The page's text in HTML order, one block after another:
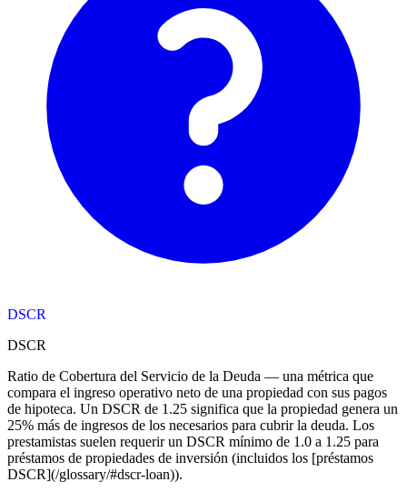
DSCR
DSCR
Ratio de Cobertura del Servicio de la Deuda — una métrica que
compara el ingreso operativo neto de una propiedad con sus pagos
de hipoteca. Un DSCR de 1.25 significa que la propiedad genera un
25% más de ingresos de los necesarios para cubrir la deuda. Los
prestamistas suelen requerir un DSCR mínimo de 1.0 a 1.25 para
préstamos de propiedades de inversión (incluidos los [préstamos
DSCR](/glossary/#dscr-loan)).